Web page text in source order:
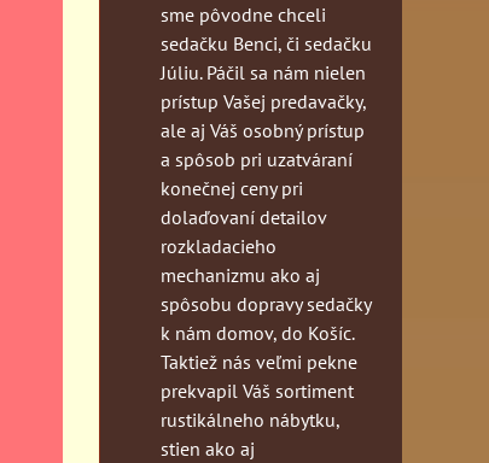
sme pôvodne chceli
sedačku Benci, či sedačku
Júliu. Páčil sa nám nielen
prístup Vašej predavačky,
ale aj Váš osobný prístup
a spôsob pri uzatváraní
konečnej ceny pri
dolaďovaní detailov
rozkladacieho
mechanizmu ako aj
spôsobu dopravy sedačky
k nám domov, do Košíc.
Taktiež nás veľmi pekne
prekvapil Váš sortiment
rustikálneho nábytku,
stien ako aj